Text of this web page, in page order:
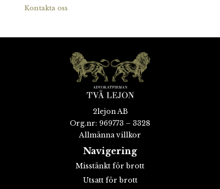
Kontakta oss
2lejon AB
Org.nr: 969773 – 3328
Allmänna villkor
Navigering
Misstänkt för brott
Utsatt för brott